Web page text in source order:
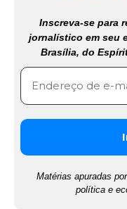
Inscreva-se para
jornalístico em seu
Brasília, do
Matérias apuradas
política e